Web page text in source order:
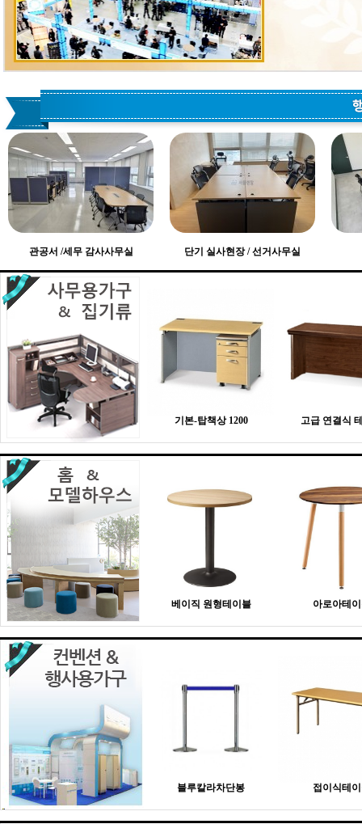
관공서 /세무 감사사무실 단기 실사현장 / 선거사무실
기본-탑책상 1200 고급 연결식
베이직 원형테이블 아로아테
블루칼라차단봉 접이식테